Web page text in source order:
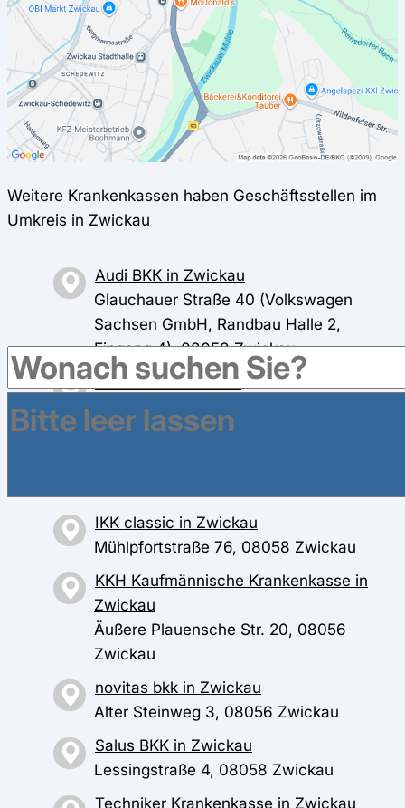
Weitere Krankenkassen haben Geschäftsstellen im
Umkreis in Zwickau
Audi BKK in Zwickau
Glauchauer Straße 40 (Volkswagen
Sachsen GmbH, Randbau Halle 2,
Eingang 4), 08058 Zwickau
BARMER in Zwickau
Keplerstr. 2, 08056 Zwickau
IKK classic in Zwickau
Mühlpfortstraße 76, 08058 Zwickau
KKH Kaufmännische Krankenkasse in
Zwickau
Äußere Plauensche Str. 20, 08056
Zwickau
novitas bkk in Zwickau
Alter Steinweg 3, 08056 Zwickau
Salus BKK in Zwickau
Lessingstraße 4, 08058 Zwickau
Techniker Krankenkasse in Zwickau